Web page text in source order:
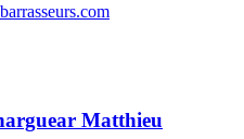
Matthieu